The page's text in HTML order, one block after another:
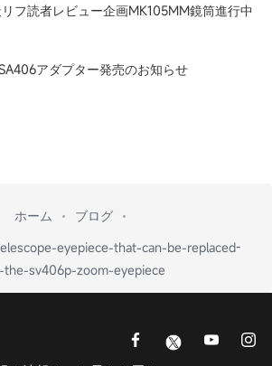
フ読者レビュー企画MK105MM鏡筒進行中
アダプター発売のお知らせ
ホーム
ブログ
eyepiece-that-can-be-replaced-
sv406p-zoom-eyepiece